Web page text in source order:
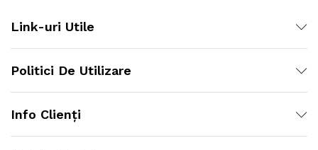
Link-uri Utile
Politici De Utilizare
Info Clienți